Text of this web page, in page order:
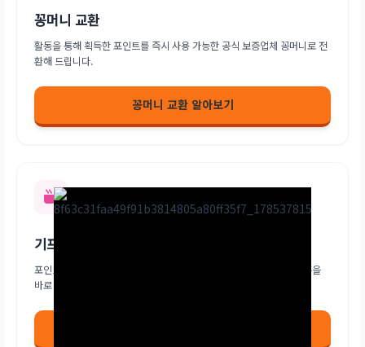
꽁머니 교환
활동을 통해 획득한 포인트를 즉시 사용 가능한 공식 보증업체 꽁머니로 전
환해 드립니다.
꽁머니 교환 알아보기
기프티콘 교환
포인트로 실생활에 유용한 치킨, 커피, 편의점 쿠폰 등 다양한 기프티콘을
바로 구매하세요.